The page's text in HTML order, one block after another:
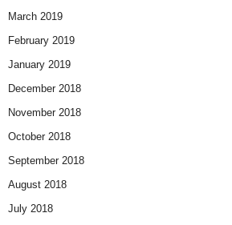
March 2019
February 2019
January 2019
December 2018
November 2018
October 2018
September 2018
August 2018
July 2018